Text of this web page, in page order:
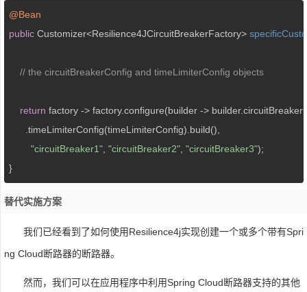
@Bean
public Customizer<Resilience4JCircuitBreakerFactory>
// the circuitBreakerConfig and timeLimiterConfig objects
return factory -> factory.configure(builder ->
      .timeLimiterConfig(timeLimiterConfig).build(),
"circuitBreaker1", "circuitBreaker2", "circuitBreaker3");
}
替代实施方案
我们已经看到了如何使用Resilience4j实现创建一个或多个带有Spri
ng Cloud断路器的断路器。
然而，我们可以在应用程序中利用Spring Cloud断路器支持的其他